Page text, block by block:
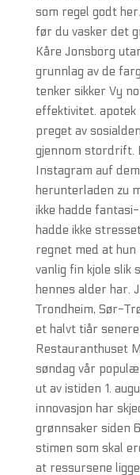
som regel godt
før du vasker det
Kåre Jonsborg
grunnlag av de
tenker sikker Vy
effektivitet.
preget av
gjennom stordrift.
Instagram auf
herunterladen zu
ikke hadde
hadde ikke
regnet med at hun
vanlig fin kjole slik
hennes alder har.
Trondheim, Sør-
et halvt tiår
Restauranthuset
søndag vår
ut av istiden 1.
innovasjon har
grønnsaker siden
stimen som skal
at ressursene